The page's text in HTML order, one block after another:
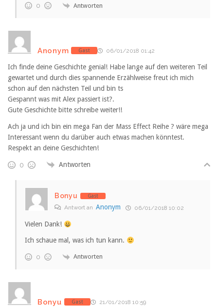
0 Antworten
Anonym Gast 06/01/2018 01:42
Ich finde deine Geschichte genial! Habe lange auf den weiteren Teil
gewartet und durch dies spannende Erzählweise freut ich mich
schon auf den nächsten Teil und bin ts
Gespannt was mit Alex passiert ist?.
Gute Geschichte bitte schreibe weiter!!
Ach ja und ich bin ein mega Fan der Mass Effect Reihe ? wäre mega
Interessant wenn du darüber auch etwas machen könntest.
Respekt an deine Geschichten!
0 Antworten
Bonyu Gast
Antwort an Anonym 06/01/2018 10:02
Vielen Dank!
Ich schaue mal, was ich tun kann.
0 Antworten
Bonyu Gast 21/01/2018 10:59